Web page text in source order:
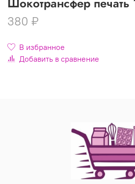
380 ₽
В избранное
Добавить в сравнение